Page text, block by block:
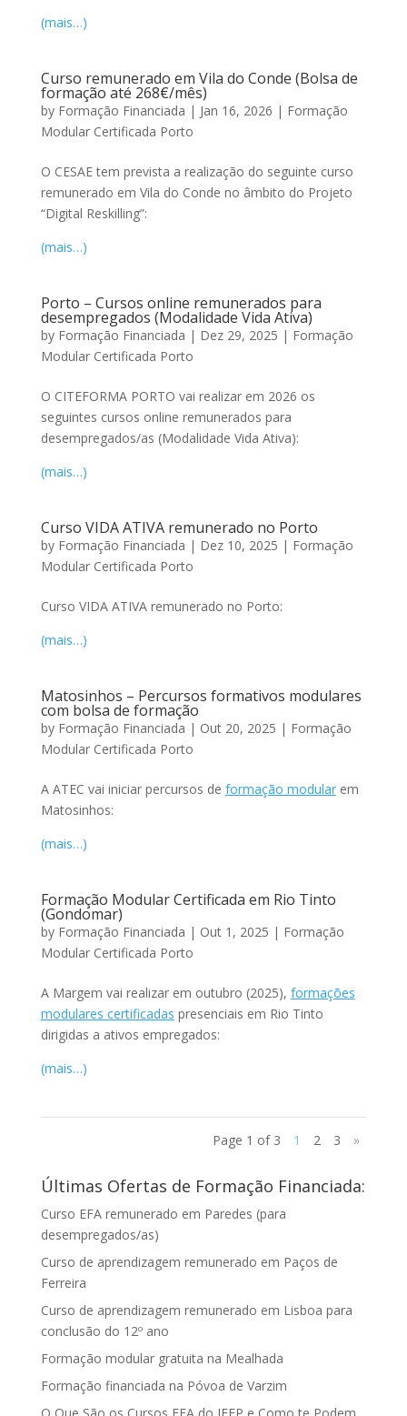
(mais…)
Curso remunerado em Vila do Conde (Bolsa de
formação até 268€/mês)
by Formação Financiada | Jan 16, 2026 | Formação
Modular Certificada Porto
O CESAE tem prevista a realização do seguinte curso
remunerado em Vila do Conde no âmbito do Projeto
“Digital Reskilling”:
(mais…)
Porto – Cursos online remunerados para
desempregados (Modalidade Vida Ativa)
by Formação Financiada | Dez 29, 2025 | Formação
Modular Certificada Porto
O CITEFORMA PORTO vai realizar em 2026 os
seguintes cursos online remunerados para
desempregados/as (Modalidade Vida Ativa):
(mais…)
Curso VIDA ATIVA remunerado no Porto
by Formação Financiada | Dez 10, 2025 | Formação
Modular Certificada Porto
Curso VIDA ATIVA remunerado no Porto:
(mais…)
Matosinhos – Percursos formativos modulares
com bolsa de formação
by Formação Financiada | Out 20, 2025 | Formação
Modular Certificada Porto
A ATEC vai iniciar percursos de formação modularem
Matosinhos:
(mais…)
Formação Modular Certificada em Rio Tinto
(Gondomar)
by Formação Financiada | Out 1, 2025 | Formação
Modular Certificada Porto
A Margem vai realizar em outubro (2025), formações
modulares certificadas presenciais em Rio Tinto
dirigidas a ativos empregados:
(mais…)
Page 1 of 3 1 2 3 »
Últimas Ofertas de Formação Financiada:
Curso EFA remunerado em Paredes (para
desempregados/as)
Curso de aprendizagem remunerado em Paços de
Ferreira
Curso de aprendizagem remunerado em Lisboa para
conclusão do 12º ano
Formação modular gratuita na Mealhada
Formação financiada na Póvoa de Varzim